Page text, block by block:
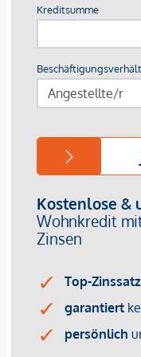
Wohnflächen von
70
Balkone,
Shared Office
Fitnessraum
Jugend- und
Paketraum und
Althan Quartier
Fernwärme/
Klimaanlage im